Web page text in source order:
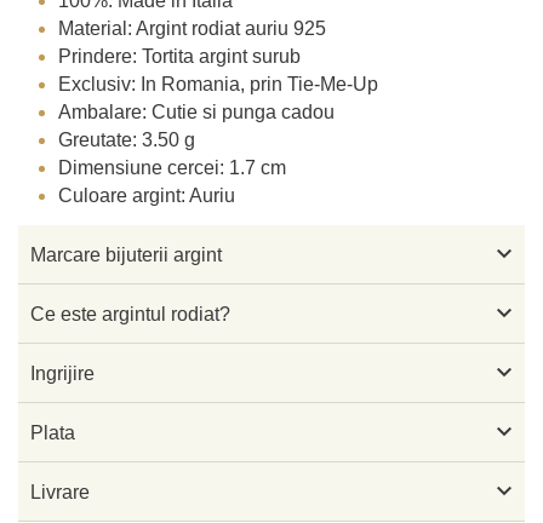
Material: Argint rodiat auriu 925
Prindere: Tortita argint surub
Exclusiv: In Romania, prin Tie-Me-Up
Ambalare: Cutie si punga cadou
Greutate: 3.50 g
Dimensiune cercei: 1.7 cm
Culoare argint: Auriu
Marcare bijuterii argint 
Ce este argintul rodiat? 
Ingrijire 
Plata 
Livrare 